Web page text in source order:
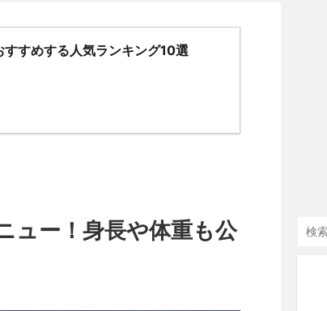
すすめする人気ランキング10選
ュー！身長や体重も公